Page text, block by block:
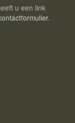
u een link
.